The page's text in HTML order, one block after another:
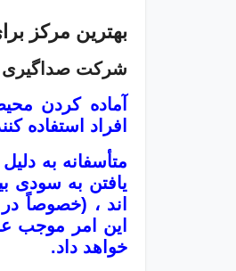
بهترین مرکز برای
شرکت
آماده کردن
افراد استفاده
متأسفانه به
یافتن به سودی
اند ، (خصوصاً
این امر موجب
خواهد داد.